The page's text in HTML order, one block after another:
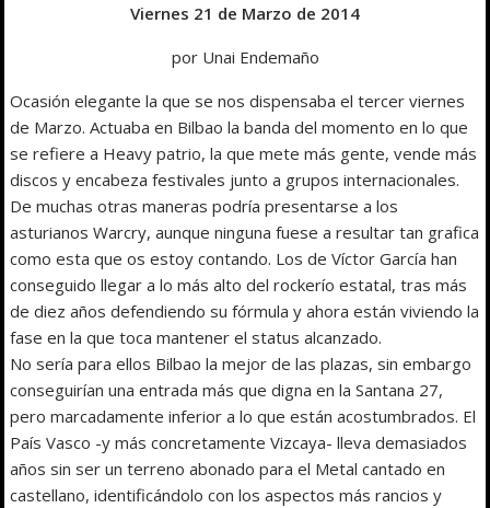
Viernes 21 de Marzo de 2014
por Unai Endemaño
Ocasión elegante la que se nos dispensaba el tercer viernes
de Marzo. Actuaba en Bilbao la banda del momento en lo que
se refiere a Heavy patrio, la que mete más gente, vende más
discos y encabeza festivales junto a grupos internacionales.
De muchas otras maneras podría presentarse a los
asturianos Warcry, aunque ninguna fuese a resultar tan grafica
como esta que os estoy contando. Los de Víctor García han
conseguido llegar a lo más alto del rockerío estatal, tras más
de diez años defendiendo su fórmula y ahora están viviendo la
fase en la que toca mantener el status alcanzado.
No sería para ellos Bilbao la mejor de las plazas, sin embargo
conseguirían una entrada más que digna en la Santana 27,
pero marcadamente inferior a lo que están acostumbrados. El
País Vasco -y más concretamente Vizcaya- lleva demasiados
años sin ser un terreno abonado para el Metal cantado en
castellano, identificándolo con los aspectos más rancios y